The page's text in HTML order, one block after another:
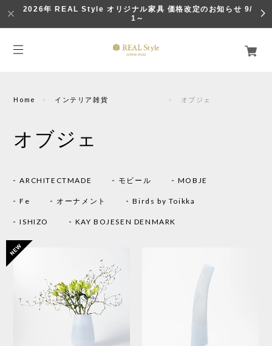
2026年 REAL Style オリジナル家具 価格改定のお知らせ 9/
1～
Home インテリア雑貨 オブジェ
オブジェ
ARCHITECTMADE モビール MOBJE
Fe オーナメント Birds by Toikka
ISHIZO KAY BOJESEN DENMARK